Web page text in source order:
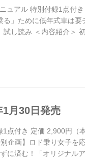
ュアル 特別付録1点付
」ために低年式車は
し読み ＜内容紹介＞
正部品の供給も充実し
1月30日発売
点付き 定価 2,900円（
企画】ロド乗り女子を
に済む！「オリジナル